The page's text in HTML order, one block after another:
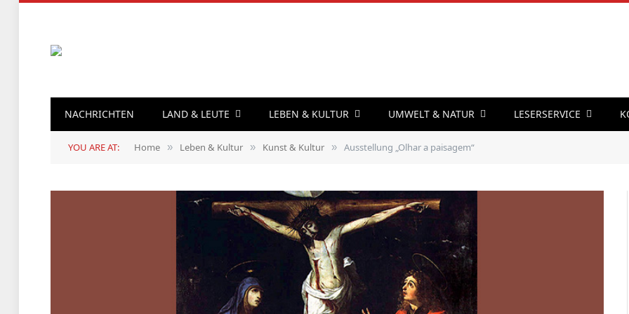
NACHRICHTEN LAND & LEUTE LEBEN & KULTUR UMWELT & NATUR LESERSERVICE
YOU ARE AT: Home » Leben & Kultur » Kunst & Kultur » Ausstellung „Olhar a ­paisagem“